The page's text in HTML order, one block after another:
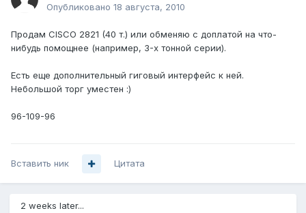
Опубликовано 18 августа, 2010
Продам CISCO 2821 (40 т.) или обменяю с доплатой на что-
нибудь помощнее (например, 3-х тонной серии).
Есть еще дополнительный гиговый интерфейс к ней.
Небольшой торг уместен :)
96-109-96
Вставить ник Цитата
2 weeks later...